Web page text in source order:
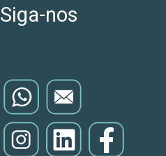
Siga-nos